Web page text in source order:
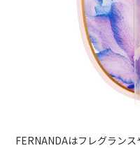
FERNANDAはフレグラン